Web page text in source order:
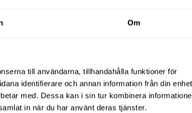
Om
till användarna, tillhandahålla funktioner för
identifierare och annan information från din enhet
med. Dessa kan i sin tur kombinera
in när du har använt deras tjänster.